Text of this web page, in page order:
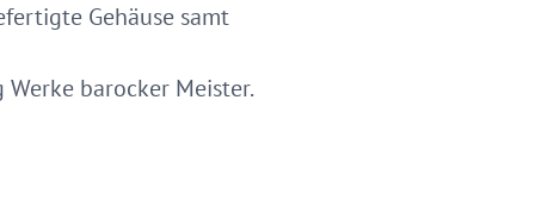
Gehäuse samt
barocker Meister.